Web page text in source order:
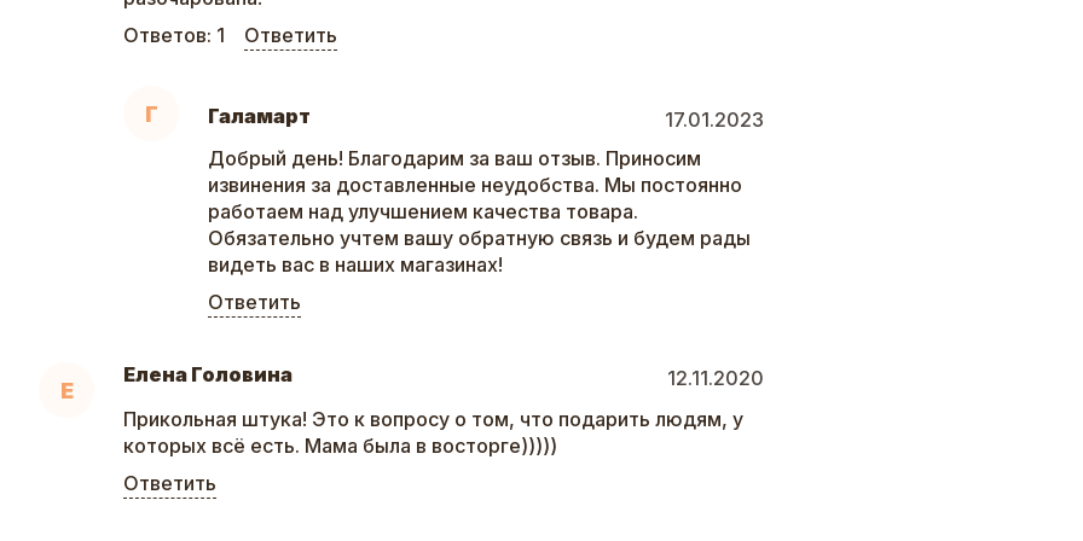
Ответов: 1 Ответить
Г Галамарт
17.01.2023
Добрый день! Благодарим за ваш отзыв. Приносим
извинения за доставленные неудобства. Мы постоянно
работаем над улучшением качества товара.
Обязательно учтем вашу обратную связь и будем рады
видеть вас в наших магазинах!
Ответить
Е
Елена Головина
12.11.2020
Прикольная штука! Это к вопросу о том, что подарить людям, у
которых всё есть. Мама была в восторге)))))
Ответить